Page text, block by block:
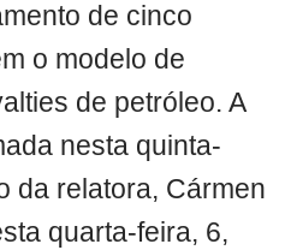
de cinco
o modelo de
de petróleo. A
nesta quinta-
da relatora, Cármen
quarta-feira, 6,